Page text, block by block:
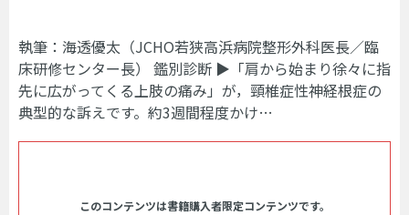
執筆：海透優太（JCHO若狭高浜病院整形外科医長／臨
床研修センター長） 鑑別診断 ▶「肩から始まり徐々に指
先に広がってくる上肢の痛み」が，頸椎症性神経根症の
典型的な訴えです。約3週間程度かけ…
このコンテンツは書籍購入者限定コンテンツです。